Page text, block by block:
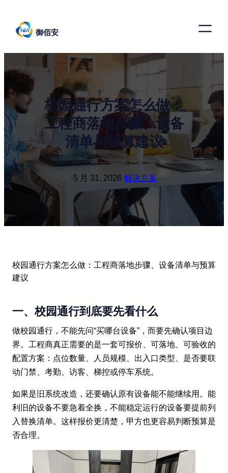
御佰安
校园通行方案怎么做：
工程商落地步骤、设备
清单与预算建议
·5 月 31, 2026·解决方案
校园通行方案怎么做：工程商落地步骤、设备清单与预算
建议
一、校园通行到底要先看什么
做校园通行，不能先问“买哪台设备”，而要先确认项目边
界。工程商真正需要的是一套可报价、可落地、可验收的
配置方案：点位数量、人员规模、出入口类型、是否要联
动门禁、考勤、访客、梯控或停车系统。
如果是旧系统改造，还要确认原有设备能不能继续用。能
利旧的设备不要急着全换，不能稳定运行的设备要提前列
入替换清单。这样报价更清楚，甲方也更容易判断预算是
否合理。